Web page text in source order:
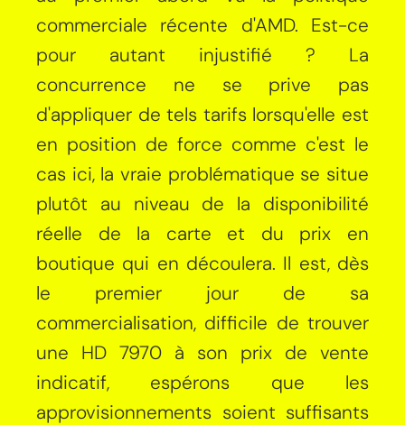
commerciale récente d'AMD. Est-ce
pour autant injustifié ? La
concurrence ne se prive pas
d'appliquer de tels tarifs lorsqu'elle est
en position de force comme c'est le
cas ici, la vraie problématique se situe
plutôt au niveau de la disponibilité
réelle de la carte et du prix en
boutique qui en découlera. Il est, dès
le premier jour de sa
commercialisation, difficile de trouver
une HD 7970 à son prix de vente
indicatif, espérons que les
approvisionnements soient suffisants